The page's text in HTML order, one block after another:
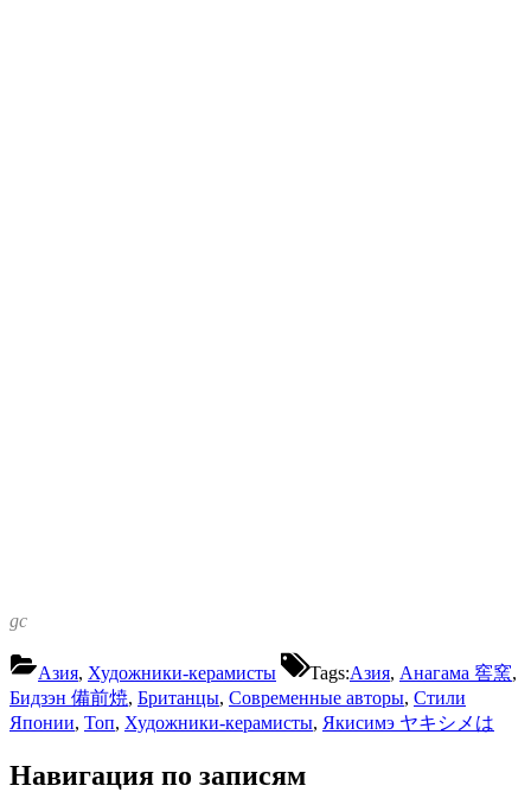
gc
Азия, Художники-керамисты Tags:Азия, Анагама 窖窯,
Бидзэн 備前焼, Британцы, Современные авторы, Стили
Японии, Топ, Художники-керамисты, Якисимэ ヤキシメは
Навигация по записям